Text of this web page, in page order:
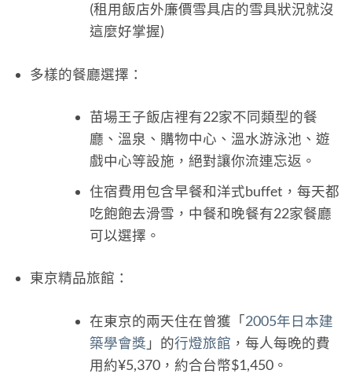
(租用飯店外廉價雪具店的雪具狀況就沒
這麼好掌握)
多樣的餐廳選擇：
苗場王子飯店裡有22家不同類型的餐
廳、溫泉、購物中心、溫水游泳池、遊
戲中心等設施，絕對讓你流連忘返。
住宿費用包含早餐和洋式buffet，每天都
吃飽飽去滑雪，中餐和晚餐有22家餐廳
可以選擇。
東京精品旅館：
在東京的兩天住在曾獲「2005年日本建
築學會獎 」的行燈旅館 ，每人每晚的費
用約¥5,370，約合台幣$1,450。